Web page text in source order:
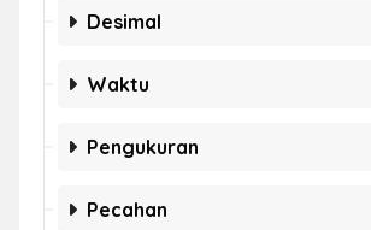
Desimal
Waktu
Pengukuran
Pecahan